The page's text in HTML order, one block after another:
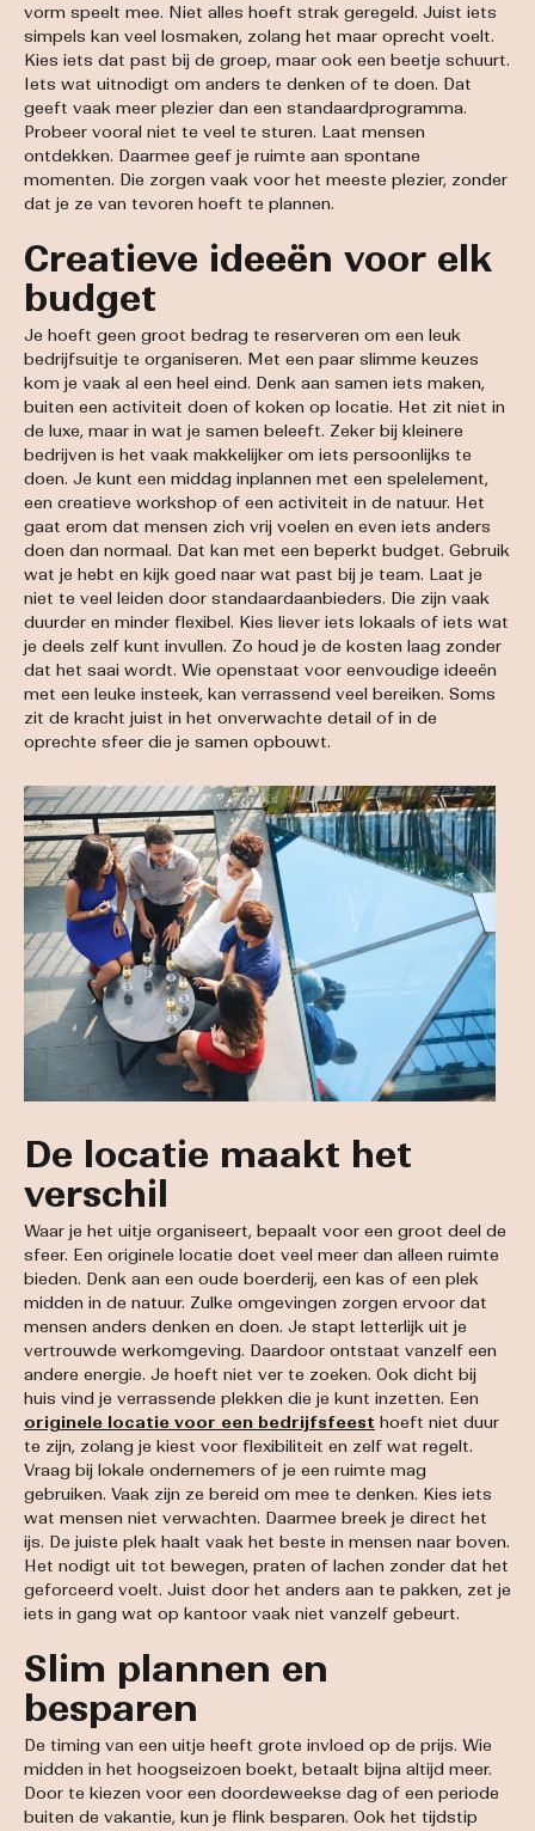
vorm speelt mee. Niet alles hoeft strak geregeld. Juist iets
simpels kan veel losmaken, zolang het maar oprecht voelt.
Kies iets dat past bij de groep, maar ook een beetje schuurt.
Iets wat uitnodigt om anders te denken of te doen. Dat
geeft vaak meer plezier dan een standaardprogramma.
Probeer vooral niet te veel te sturen. Laat mensen
ontdekken. Daarmee geef je ruimte aan spontane
momenten. Die zorgen vaak voor het meeste plezier, zonder
dat je ze van tevoren hoeft te plannen.
Creatieve ideeën voor elk
budget
Je hoeft geen groot bedrag te reserveren om een leuk
bedrijfsuitje te organiseren. Met een paar slimme keuzes
kom je vaak al een heel eind. Denk aan samen iets maken,
buiten een activiteit doen of koken op locatie. Het zit niet in
de luxe, maar in wat je samen beleeft. Zeker bij kleinere
bedrijven is het vaak makkelijker om iets persoonlijks te
doen. Je kunt een middag inplannen met een spelelement,
een creatieve workshop of een activiteit in de natuur. Het
gaat erom dat mensen zich vrij voelen en even iets anders
doen dan normaal. Dat kan met een beperkt budget. Gebruik
wat je hebt en kijk goed naar wat past bij je team. Laat je
niet te veel leiden door standaardaanbieders. Die zijn vaak
duurder en minder flexibel. Kies liever iets lokaals of iets wat
je deels zelf kunt invullen. Zo houd je de kosten laag zonder
dat het saai wordt. Wie openstaat voor eenvoudige ideeën
met een leuke insteek, kan verrassend veel bereiken. Soms
zit de kracht juist in het onverwachte detail of in de
oprechte sfeer die je samen opbouwt.
De locatie maakt het
verschil
Waar je het uitje organiseert, bepaalt voor een groot deel de
sfeer. Een originele locatie doet veel meer dan alleen ruimte
bieden. Denk aan een oude boerderij, een kas of een plek
midden in de natuur. Zulke omgevingen zorgen ervoor dat
mensen anders denken en doen. Je stapt letterlijk uit je
vertrouwde werkomgeving. Daardoor ontstaat vanzelf een
andere energie. Je hoeft niet ver te zoeken. Ook dicht bij
huis vind je verrassende plekken die je kunt inzetten. Een
originele locatie voor een bedrijfsfeest hoeft niet duur
te zijn, zolang je kiest voor flexibiliteit en zelf wat regelt.
Vraag bij lokale ondernemers of je een ruimte mag
gebruiken. Vaak zijn ze bereid om mee te denken. Kies iets
wat mensen niet verwachten. Daarmee breek je direct het
ijs. De juiste plek haalt vaak het beste in mensen naar boven.
Het nodigt uit tot bewegen, praten of lachen zonder dat het
geforceerd voelt. Juist door het anders aan te pakken, zet je
iets in gang wat op kantoor vaak niet vanzelf gebeurt.
Slim plannen en
besparen
De timing van een uitje heeft grote invloed op de prijs. Wie
midden in het hoogseizoen boekt, betaalt bijna altijd meer.
Door te kiezen voor een doordeweekse dag of een periode
buiten de vakantie, kun je flink besparen. Ook het tijdstip